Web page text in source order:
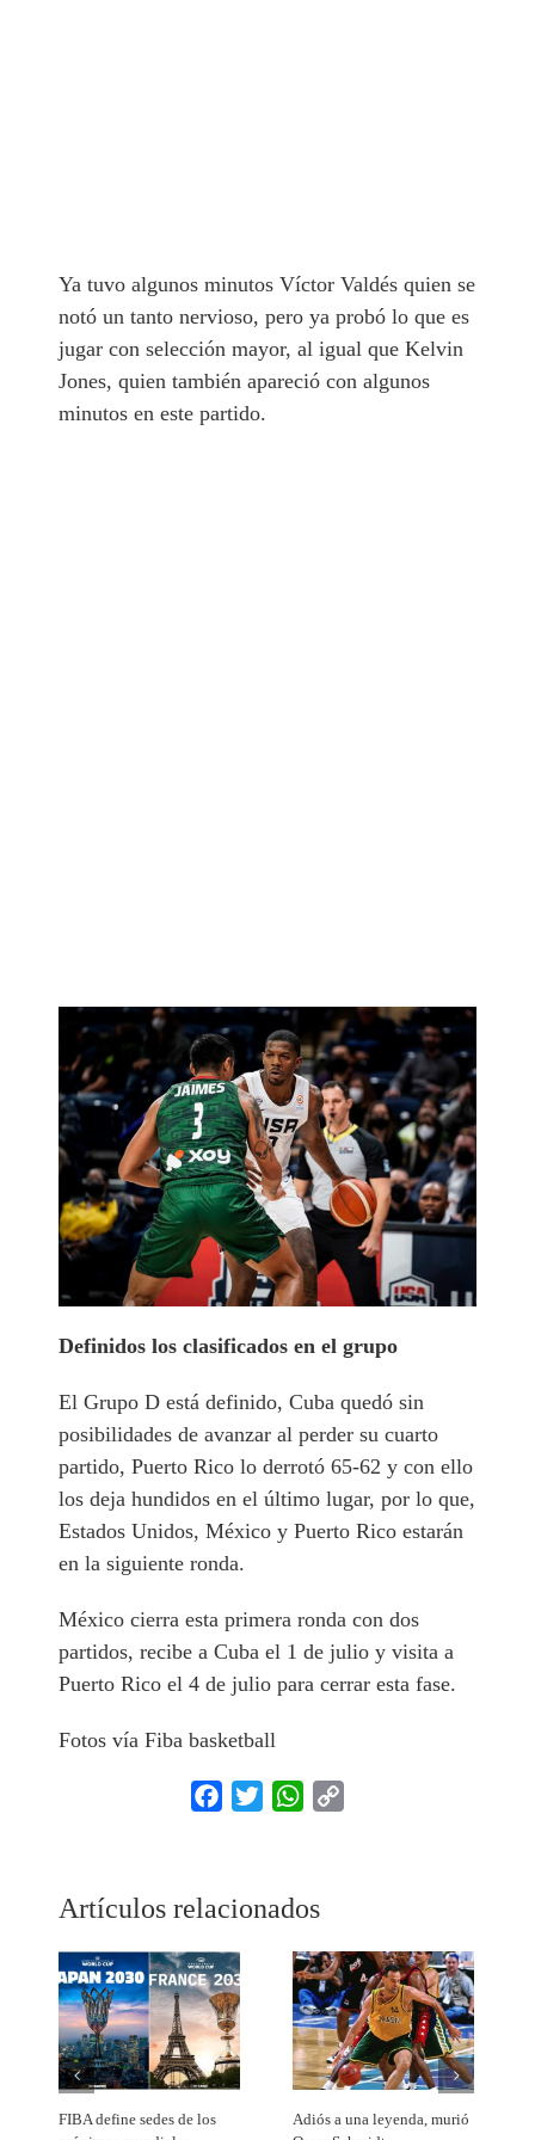
Ya tuvo algunos minutos Víctor Valdés quien se
notó un tanto nervioso, pero ya probó lo que es
jugar con selección mayor, al igual que Kelvin
Jones, quien también apareció con algunos
minutos en este partido.
Definidos los clasificados en el grupo
El Grupo D está definido, Cuba quedó sin
posibilidades de avanzar al perder su cuarto
partido, Puerto Rico lo derrotó 65-62 y con ello
los deja hundidos en el último lugar, por lo que,
Estados Unidos, México y Puerto Rico estarán
en la siguiente ronda.
México cierra esta primera ronda con dos
partidos, recibe a Cuba el 1 de julio y visita a
Puerto Rico el 4 de julio para cerrar esta fase.
Fotos vía Fiba basketball
Facebook
Twitter WhatsApp
Artículos relacionados
FIBA define sedes de los
Adiós a una leyenda, murió